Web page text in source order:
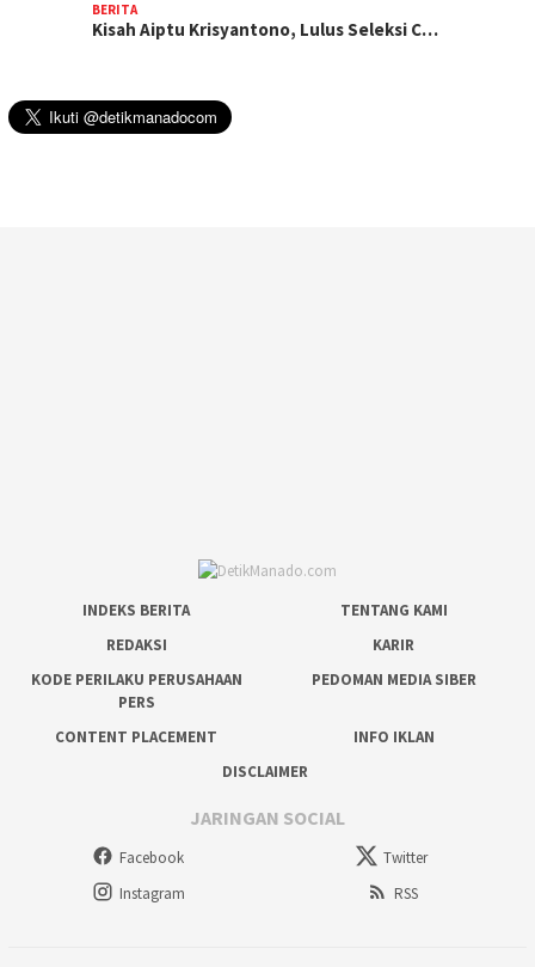
BERITA
Kisah Aiptu Krisyantono, Lulus Seleksi C…
INDEKS BERITA
TENTANG KAMI
REDAKSI
KARIR
KODE PERILAKU PERUSAHAAN
PERS
PEDOMAN MEDIA SIBER
CONTENT PLACEMENT
INFO IKLAN
DISCLAIMER
JARINGAN SOCIAL
Facebook
Twitter
Instagram
RSS